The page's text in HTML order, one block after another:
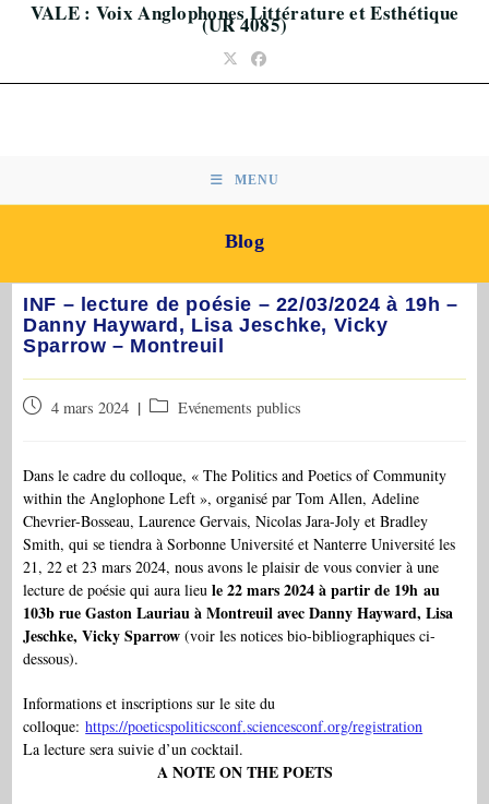
VALE : Voix Anglophones Littérature et Esthétique
(UR 4085)
MENU
Blog
INF – lecture de poésie – 22/03/2024 à 19h –
Danny Hayward, Lisa Jeschke, Vicky
Sparrow – Montreuil
Publication
4 mars 2024
Post Evénements publics
Dans le cadre du colloque, « The Politics and Poetics of Community
within the Anglophone Left », organisé par Tom Allen, Adeline
Chevrier-Bosseau, Laurence Gervais, Nicolas Jara-Joly et Bradley
Smith, qui se tiendra à Sorbonne Université et Nanterre Université les
21, 22 et 23 mars 2024, nous avons le plaisir de vous convier à une
lecture de poésie qui aura lieule 22 mars 2024 à partir de 19h au
103b rue Gaston Lauriau à Montreuil avec Danny Hayward, Lisa
Jeschke, Vicky Sparrow(voir les notices bio-bibliographiques ci-
dessous).
Informations et inscriptions sur le site du
colloque:https://poeticspoliticsconf.sciencesconf.org/registration
La lecture sera suivie d’un cocktail.
A NOTE ON THE POETS